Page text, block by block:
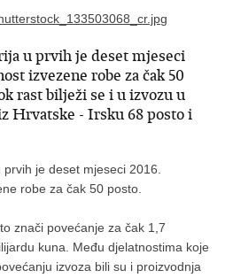
u prvih je deset mjeseci
izvezene robe za čak 50
rast bilježi se i u izvozu u
Hrvatske - Irsku 68 posto i
je deset mjeseci 2016.
robe za čak 50 posto.
znači povećanje za čak 1,7
kuna. Među djelatnostima koje
izvoza bili su i proizvodnja